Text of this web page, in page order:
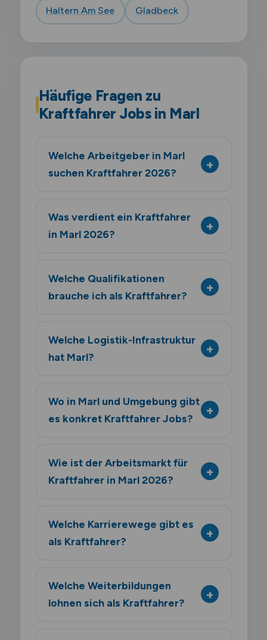
Haltern Am See Gladbeck
Häufige Fragen zu
Kraftfahrer Jobs in Marl
Welche Arbeitgeber in Marl
suchen Kraftfahrer 2026?
Was verdient ein Kraftfahrer
in Marl 2026?
Welche Qualifikationen
brauche ich als Kraftfahrer?
Welche Logistik-Infrastruktur
hat Marl?
Wo in Marl und Umgebung gibt
es konkret Kraftfahrer Jobs?
Wie ist der Arbeitsmarkt für
Kraftfahrer in Marl 2026?
Welche Karrierewege gibt es
als Kraftfahrer?
Welche Weiterbildungen
lohnen sich als Kraftfahrer?